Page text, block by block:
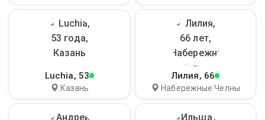
Luchia, 53
Казань
Лилия, 66
Набережные Челны